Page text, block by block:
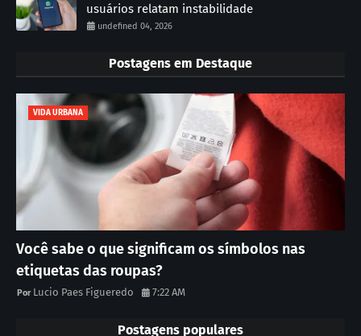
usuários relatam instabilidade
undefined 04, 2026
Postagens em Destaque
VIDA URBANA
Você sabe o que significam os símbolos nas
etiquetas das roupas?
Lucio Paes Figueredo 7:22 AM
Postagens populares